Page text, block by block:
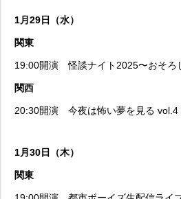
1月29日（水）
関東
19:00開演怪談ナイト2025〜おそろ
関西
20:30開演 今夜は怖い夢を見る vol.4
1月30日（木）
関東